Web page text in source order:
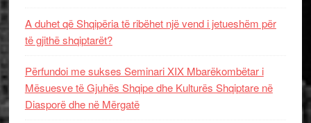
A duhet që Shqipëria të ribëhet një vend i jetueshëm për
të gjithë shqiptarët?
Përfundoi me sukses Seminari XIX Mbarëkombëtar i
Mësuesve të Gjuhës Shqipe dhe Kulturës Shqiptare në
Diasporë dhe në Mërgatë